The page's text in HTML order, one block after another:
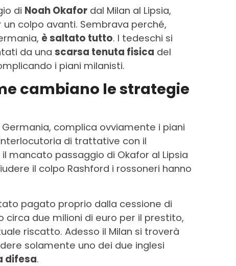
di Noah Okafor dal Milan al Lipsia,
colpo avanti. Sembrava perché,
è saltato tutto. I tedeschi si
da una scarsa tenuta fisica del
i piani milanisti.
cambiano le strategie
complica ovviamente i piani
di trattative con il
il mancato passaggio di Okafor al Lipsia
il colpo Rashford i rossoneri hanno
pagato proprio dalla cessione di
circa due milioni di euro per il prestito,
riscatto. Adesso il Milan si troverà
solamente uno dei due inglesi
difesa.